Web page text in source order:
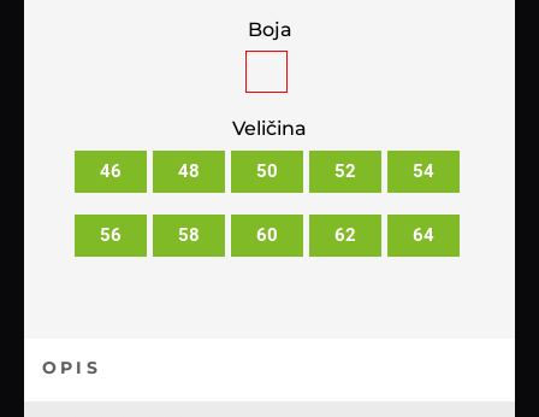
Boja
Veličina
46 48 50 52 54
56 58 60 62 64
OPIS